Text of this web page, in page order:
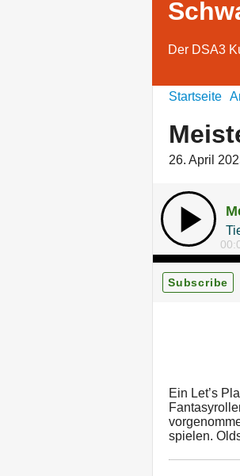
Der DSA3
Startseite
26. April
Subscribe
Ein Let’s
spielen.